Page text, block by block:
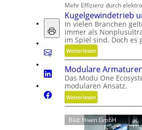
b
f
ä
l
e
v
e
r
m
e
i
i
r
b
e
l
t
u
n
n
i
c
Mehr Effizienz durch
Kugelgewindetrieb
In vielen Branchen
immer als
im Spiel sind. Doch
Weiterlesen:
K
u
g
e
l
g
e
w
Modulare
Das Modu One
modularen Ansatz.
Weiterlesen:
M
o
d
Bild: Hiwin GmbH